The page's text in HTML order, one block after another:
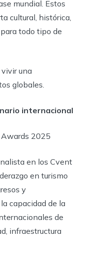
mundial. Estos
cultural, histórica,
todo tipo de
una
globales.
internacional
2025
en los Cvent
en turismo
y
capacidad de la
de
infraestructura